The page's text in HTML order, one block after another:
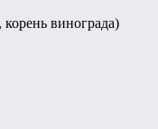
корень винограда)